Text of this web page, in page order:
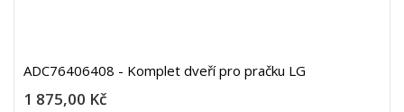
ADC76406408 - Komplet dveří pro pračku LG
1 875,00 Kč